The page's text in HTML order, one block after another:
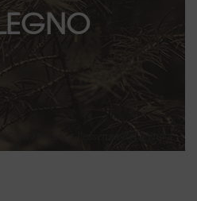
Corà racconta l’essenza del legno